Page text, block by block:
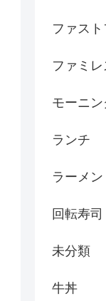
ファス
ファミレ
モーニン
ランチ
ラーメン
回転寿司
未分類
牛丼